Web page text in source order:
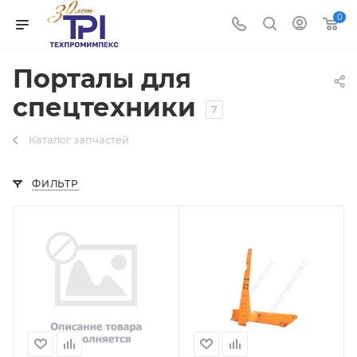
0
Порталы для
спецтехники
7
Каталог запчастей
ФИЛЬТР